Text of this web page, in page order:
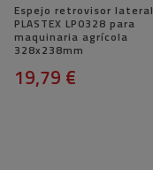
Espejo retrovisor lateral
PLASTEX LP0328 para
maquinaria agrícola
328x238mm
19,79 €